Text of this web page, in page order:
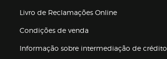
Livro de Reclamações Online
Condições de venda
Informação sobre intermediação de crédito